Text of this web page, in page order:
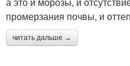
промерзания почвы, и
читать дальше →